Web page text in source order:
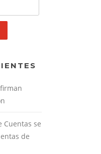
Cuentas se
de